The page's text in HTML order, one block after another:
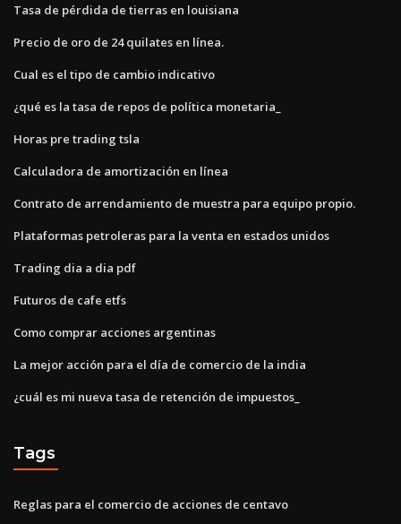
Tasa de pérdida de tierras en louisiana
Precio de oro de 24 quilates en línea.
Cual es el tipo de cambio indicativo
¿qué es la tasa de repos de política monetaria_
Horas pre trading tsla
Calculadora de amortización en línea
Contrato de arrendamiento de muestra para equipo propio.
Plataformas petroleras para la venta en estados unidos
Trading dia a dia pdf
Futuros de cafe etfs
Como comprar acciones argentinas
La mejor acción para el día de comercio de la india
¿cuál es mi nueva tasa de retención de impuestos_
Tags
Reglas para el comercio de acciones de centavo